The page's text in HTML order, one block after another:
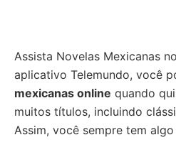
Assista Novelas Mexicanas
aplicativo Telemundo, você
mexicanas online quando
muitos títulos, incluindo
Assim, você sempre tem